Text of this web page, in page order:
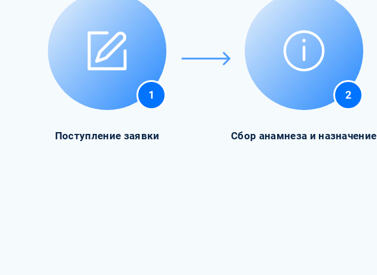
1
Поступление заявки
2
Сбор анамнеза и назначение